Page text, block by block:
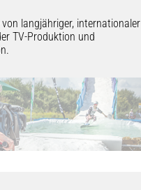
langjähriger, internationaler
TV-Produktion und